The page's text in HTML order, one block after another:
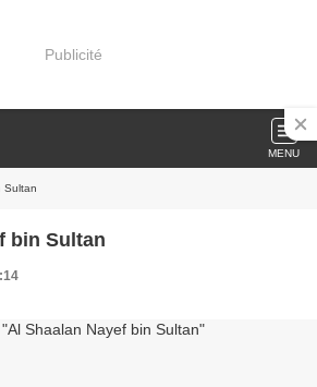
Publicité
MENU
Sultan
bin Sultan